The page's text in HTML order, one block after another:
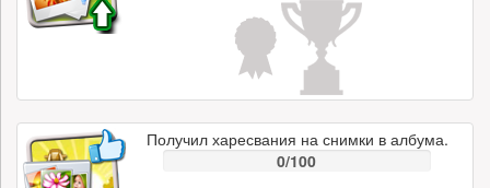
Получил харесвания на снимки в албума.
0/100